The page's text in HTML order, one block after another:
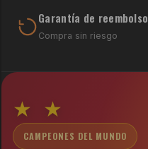
Garantía de reembolso
Compra sin riesgo
★ ★
CAMPEONES DEL MUNDO